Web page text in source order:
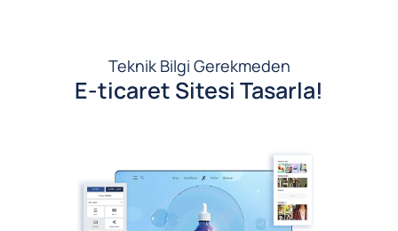
Teknik Bilgi Gerekmeden
E-ticaret Sitesi Tasarla!